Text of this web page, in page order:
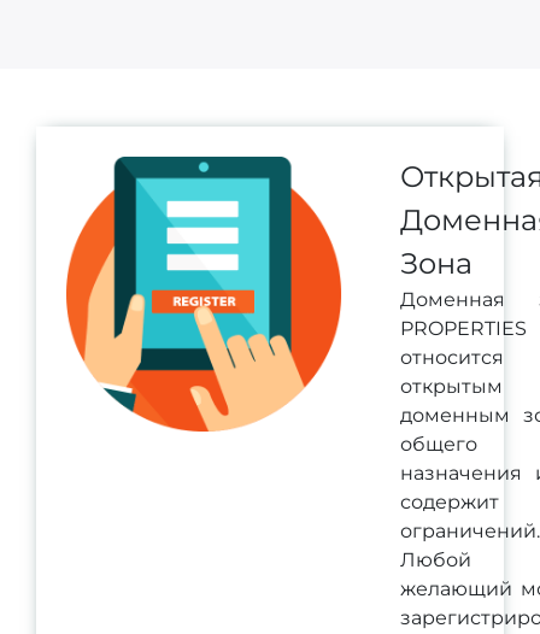
Зона
Доменная
PROPERTIES
открытым
доменным
общего
назначения
содержит
ограничений.
Любой
желающий